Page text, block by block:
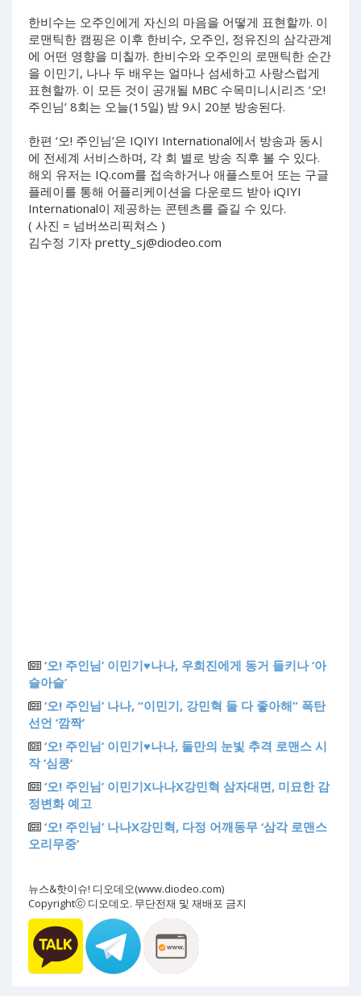
한비수는 오주인에게 자신의 마음을 어떻게 표현할까. 이
로맨틱한 캠핑은 이후 한비수, 오주인, 정유진의 삼각관계
에 어떤 영향을 미칠까. 한비수와 오주인의 로맨틱한 순간
을 이민기, 나나 두 배우는 얼마나 섬세하고 사랑스럽게
표현할까. 이 모든 것이 공개될 MBC 수목미니시리즈 ‘오!
주인님’ 8회는 오늘(15일) 밤 9시 20분 방송된다.
한편 ‘오! 주인님’은 IQIYI International에서 방송과 동시
에 전세계 서비스하며, 각 회 별로 방송 직후 볼 수 있다.
해외 유저는 IQ.com를 접속하거나 애플스토어 또는 구글
플레이를 통해 어플리케이션을 다운로드 받아 iQIYI
International이 제공하는 콘텐츠를 즐길 수 있다.
( 사진 = 넘버쓰리픽쳐스 )
김수정 기자 pretty_sj@diodeo.com
‘오! 주인님’ 이민기♥나나, 우희진에게 동거 들키나 ‘아
슬아슬’
‘오! 주인님’ 나나, “이민기, 강민혁 둘 다 좋아해” 폭탄
선언 ‘깜짝’
‘오! 주인님’ 이민기♥나나, 둘만의 눈빛 추격 로맨스 시
작 ‘심쿵’
‘오! 주인님’ 이민기X나나X강민혁 삼자대면, 미묘한 감
정변화 예고
‘오! 주인님’ 나나X강민혁, 다정 어깨동무 ‘삼각 로맨스
오리무중’
뉴스&핫이슈! 디오데오(www.diodeo.com)
Copyrightⓒ 디오데오. 무단전재 및 재배포 금지